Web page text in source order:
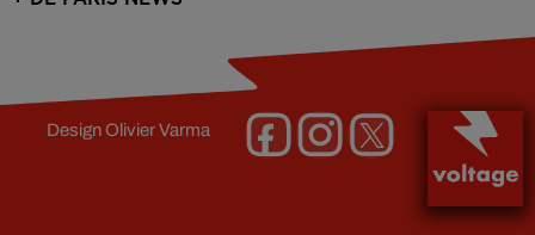
DesignOlivier Varma